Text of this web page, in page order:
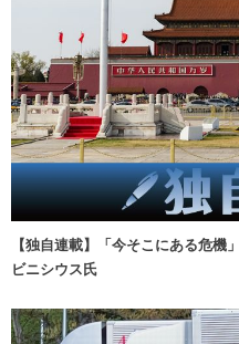
【独自連載】「今そこにある危
ビニシウス氏